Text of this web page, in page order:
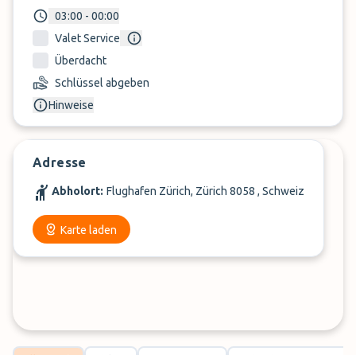
03:00 - 00:00
Valet Service
Überdacht
Schlüssel abgeben
Hinweise
Adresse
Abholort: Flughafen Zürich, Zürich 8058 , Schweiz
Karte laden